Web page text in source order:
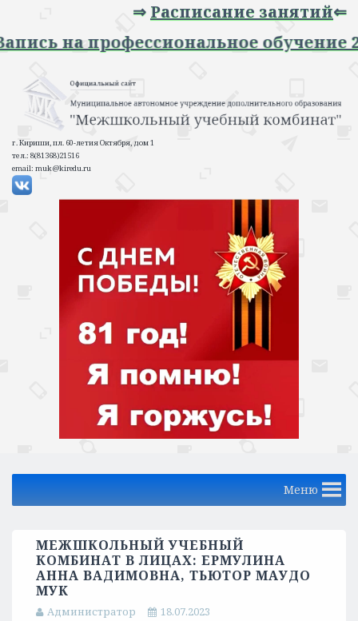
Расписание занятий⇐
⇒ Запись на профессиональное
г. Кириши, пл. 60-летия Октября, дом 1
тел.: 8(81368)21516
email: muk@kiredu.ru
Меню
МЕЖШКОЛЬНЫЙ УЧЕБНЫЙ
КОМБИНАТ В ЛИЦАХ: ЕРМУЛИНА
АННА ВАДИМОВНА, ТЬЮТОР МАУДО
МУК
Администратор 18.07.2023